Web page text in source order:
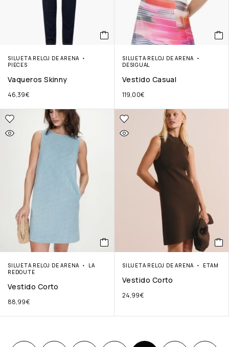
SILUETA RELOJ DE ARENA
PIECES
Vaqueros Skinny
46,39€
SILUETA RELOJ DE ARENA
DESIGUAL
Vestido Casual
119,00€
SILUETA RELOJ DE ARENA
LA
REDOUTE
Vestido Corto
88,99€
SILUETA RELOJ DE ARENA ETAM
Vestido Corto
24,99€